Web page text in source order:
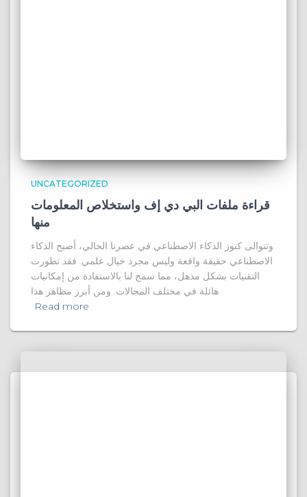
UNCATEGORIZED
قراءة ملفات البي دي إف واستخلاص المعلومات
منها
وتتوالى كنوز الذكاء الاصطناعي في عصرنا الحالي، أصبح الذكاء
الاصطناعي حقيقة واقعة وليس مجرد خيال علمي. فقد تطورت
التقنيات بشكل مذهل، مما سمح لنا بالاستفادة من إمكانيات
هائلة في مختلف المجالات. ومن أبرز مظاهر هذا
Read more